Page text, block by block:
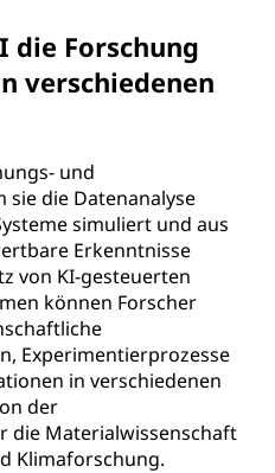
Forschung
verschiedenen
und
die Datenanalyse
simuliert und aus
Erkenntnisse
von KI-gesteuerten
können Forscher
Experimentierprozesse
in verschiedenen
der
die Materialwissenschaft
Klimaforschung.